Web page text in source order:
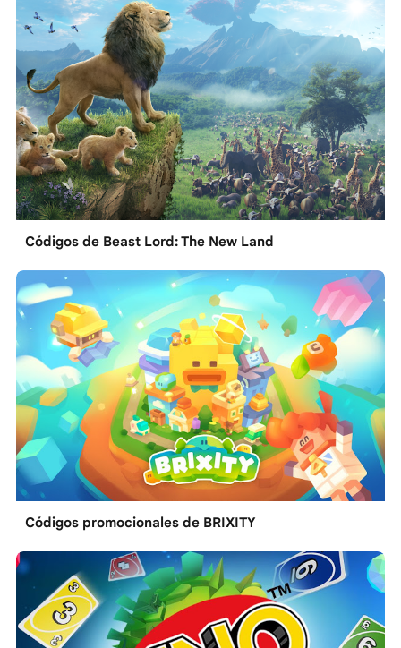
Códigos de Beast Lord: The New Land
Códigos promocionales de BRIXITY